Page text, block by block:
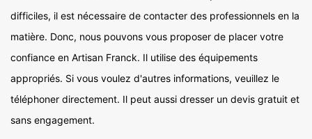
difficiles, il est nécessaire de contacter des professionnels en la
matière. Donc, nous pouvons vous proposer de placer votre
confiance en Artisan Franck. Il utilise des équipements
appropriés. Si vous voulez d'autres informations, veuillez le
téléphoner directement. Il peut aussi dresser un devis gratuit et
sans engagement.